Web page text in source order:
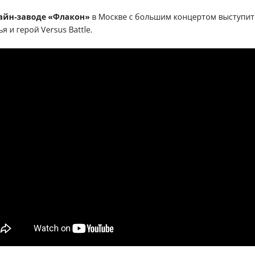
заводе «Флакон» в Москве с большим концертом выступит
и герой Versus Battle.